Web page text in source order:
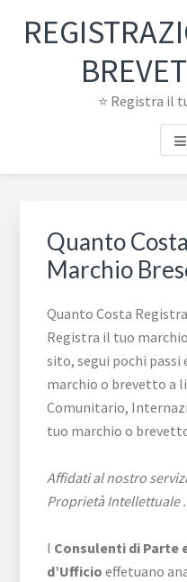
⭐ Registra il
Quanto
Marchio
Quanto Costa
Registra il tuo
sito, segui pochi
marchio o brevetto a
Comunitario,
tuo marchio o
Affidati al nostro
Proprietà Intellettuale .
I Consulenti di Parte
d’Ufficio effetuano